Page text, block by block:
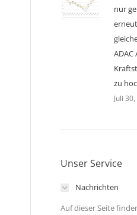
nur
zu
Juli
Unser Service
Nachrichten
Auf dieser Seite